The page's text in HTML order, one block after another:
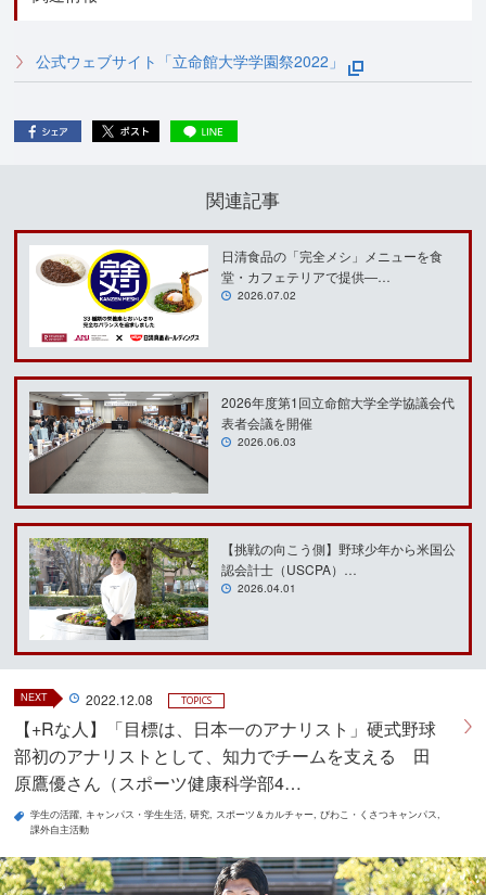
公式ウェブサイト「立命館大学学園祭2022」
関連記事
日清食品の「完全メシ」メニューを食
堂・カフェテリアで提供―…
2026.07.02
2026年度第1回立命館大学全学協議会代
表者会議を開催
2026.06.03
【挑戦の向こう側】野球少年から米国公
認会計士（USCPA）…
2026.04.01
NEXT 2022.12.08 TOPICS
【+Rな人】「目標は、日本一のアナリスト」硬式野球
部初のアナリストとして、知力でチームを支える 田
原鷹優さん（スポーツ健康科学部4…
学生の活躍 キャンパス・学生生活 研究 スポーツ＆カルチャー びわこ・くさつキャンパス
課外自主活動